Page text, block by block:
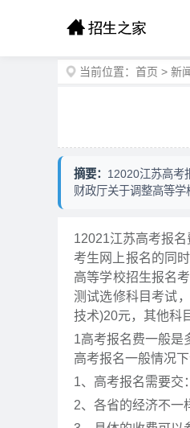
当前位置： 首页 > 新
摘要： 12020江苏高考
财政厅关于调整高等
12021江苏高考报名
考生网上报名的同
高等学校招生报名
测试选修科目考试
技术)20元，其他科
1高考报名费一般是
高考报名一般情况
1、高考报名需要交
2、各省的经济不一